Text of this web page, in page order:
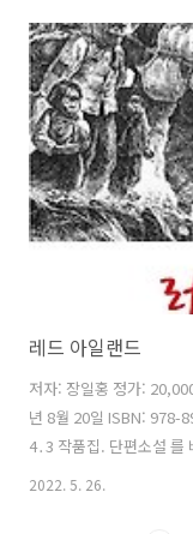
의 , 연지아의 , 김지우의
있다. 차례 김미령, 조지
홍도,
레드 아일랜드
저자: 장일홍 정가:
년 8월 20일 ISBN: 978-
4․3 작품집. 단편소설 를
설 작품이다. 불안증을 앓
2022. 5. 26.